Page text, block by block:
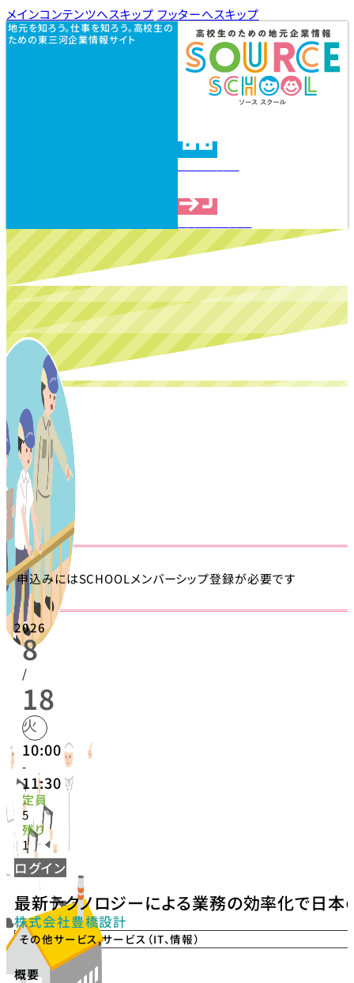
メインコンテンツへスキップ フッターへスキップ
地元を知ろう。仕事を知ろう。高校生の
ための東三河企業情報サイト
申込みにはSCHOOLメンバーシップ登録が必要です
2026
8
/
18
火
10:00
-
11:30
定員
5
残り
1
ログイン
最新テクノロジーによる業務の効率化で日本
株式会社豊橋設計
その他サービス,サービス（IT、情報）
概要